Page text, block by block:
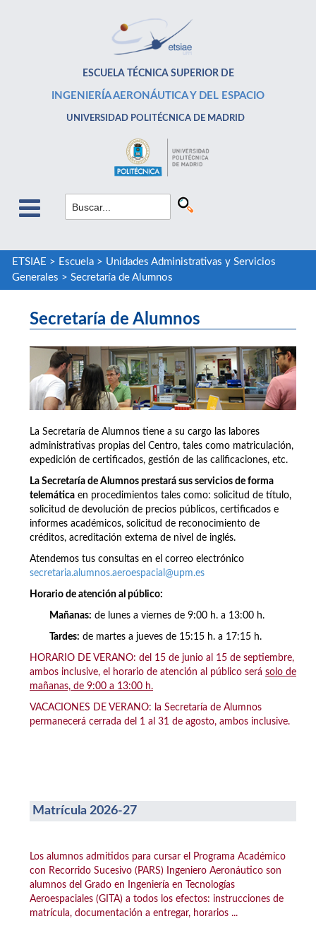
ESCUELA TÉCNICA SUPERIOR DE
INGENIERÍA AERONÁUTICA Y DEL ESPACIO
UNIVERSIDAD POLITÉCNICA DE MADRID
ETSIAE > Escuela> Unidades Administrativas y Servicios
Generales > Secretaría de Alumnos
Secretaría de Alumnos
La Secretaría de Alumnos tiene a su cargo las labores
administrativas propias del Centro, tales como matriculación,
expedición de certificados, gestión de las calificaciones, etc.
La Secretaría de Alumnos prestará sus servicios de forma
telemática en procedimientos tales como: solicitud de título,
solicitud de devolución de precios públicos, certificados e
informes académicos, solicitud de reconocimiento de
créditos, acreditación externa de nivel de inglés.
Atendemos tus consultas en el correo electrónico
secretaria.alumnos.aeroespacial@upm.es
Horario de atención al público:
Mañanas: de lunes a viernes de 9:00 h. a 13:00 h.
Tardes: de martes a jueves de 15:15 h. a 17:15 h.
HORARIO DE VERANO: del 15 de junio al 15 de septiembre,
ambos inclusive, el horario de atención al público será solo de
mañanas, de 9:00 a 13:00 h.
VACACIONES DE VERANO: la Secretaría de Alumnos
permanecerá cerrada del 1 al 31 de agosto, ambos inclusive.
Matrícula 2026-27
Los alumnos admitidos para cursar el Programa Académico
con Recorrido Sucesivo (PARS) Ingeniero Aeronáutico son
alumnos del Grado en Ingeniería en Tecnologías
Aeroespaciales (GITA) a todos los efectos: instrucciones de
matrícula, documentación a entregar, horarios ...